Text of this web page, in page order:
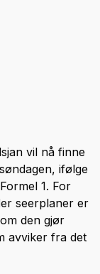
vil nå finne
ifølge
1. For
seerplaner er
den gjør
avviker fra det